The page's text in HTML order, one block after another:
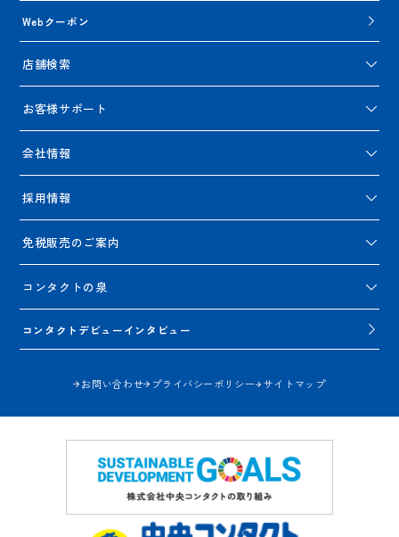
Webクーポン
店舗検索
お客様サポート
会社情報
採用情報
免税販売のご案内
コンタクトの泉
コンタクトデビューインタビュー
お問い合わせ プライバシーポリシー サイトマップ